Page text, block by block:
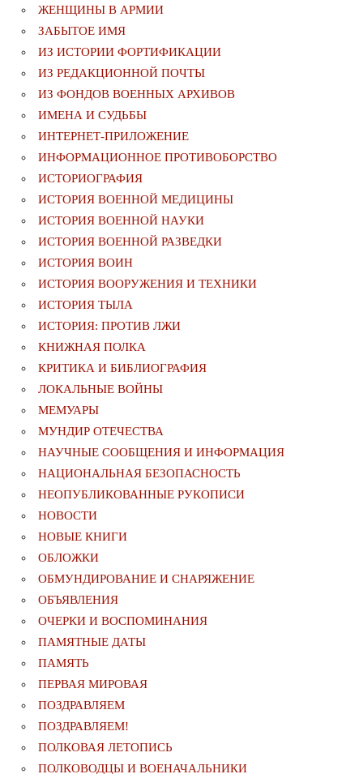
ЖЕНЩИНЫ В АРМИИ
ЗАБЫТОЕ ИМЯ
ИЗ ИСТОРИИ ФОРТИФИКАЦИИ
ИЗ РЕДАКЦИОННОЙ ПОЧТЫ
ИЗ ФОНДОВ ВОЕННЫХ АРХИВОВ
ИМЕНА И СУДЬБЫ
ИНТЕРНЕТ-ПРИЛОЖЕНИЕ
ИНФОРМАЦИОННОЕ ПРОТИВОБОРСТВО
ИСТОРИОГРАФИЯ
ИСТОРИЯ ВОЕННОЙ МЕДИЦИНЫ
ИСТОРИЯ ВОЕННОЙ НАУКИ
ИСТОРИЯ ВОЕННОЙ РАЗВЕДКИ
ИСТОРИЯ ВОИН
ИСТОРИЯ ВООРУЖЕНИЯ И ТЕХНИКИ
ИСТОРИЯ ТЫЛА
ИСТОРИЯ: ПРОТИВ ЛЖИ
КНИЖНАЯ ПОЛКА
КРИТИКА И БИБЛИОГРАФИЯ
ЛОКАЛЬНЫЕ ВОЙНЫ
МЕМУАРЫ
МУНДИР ОТЕЧЕСТВА
НАУЧНЫЕ СООБЩЕНИЯ И ИНФОРМАЦИЯ
НАЦИОНАЛЬНАЯ БЕЗОПАСНОСТЬ
НЕОПУБЛИКОВАННЫЕ РУКОПИСИ
НОВОСТИ
НОВЫЕ КНИГИ
ОБЛОЖКИ
ОБМУНДИРОВАНИЕ И СНАРЯЖЕНИЕ
ОБЪЯВЛЕНИЯ
ОЧЕРКИ И ВОСПОМИНАНИЯ
ПАМЯТНЫЕ ДАТЫ
ПАМЯТЬ
ПЕРВАЯ МИРОВАЯ
ПОЗДРАВЛЯЕМ
ПОЗДРАВЛЯЕМ!
ПОЛКОВАЯ ЛЕТОПИСЬ
ПОЛКОВОДЦЫ И ВОЕНАЧАЛЬНИКИ